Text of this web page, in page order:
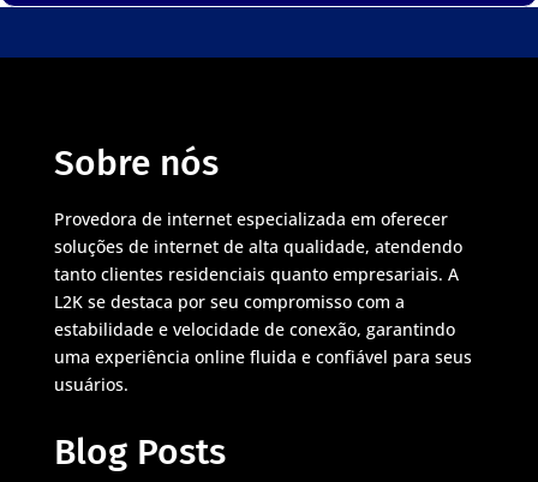
Sobre nós
Provedora de internet especializada em oferecer
soluções de internet de alta qualidade, atendendo
tanto clientes residenciais quanto empresariais. A
L2K se destaca por seu compromisso com a
estabilidade e velocidade de conexão, garantindo
uma experiência online fluida e confiável para seus
usuários.
Blog Posts